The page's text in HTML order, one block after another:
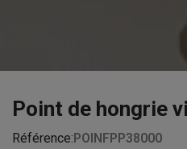
Point de hongrie
Référence:POINFPP38000